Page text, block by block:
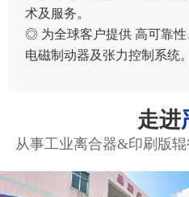
术及服务。
◎ 为全球客户提供 高可靠性
电磁制动器及张力控制系统。
走进
从事工业离合器&印刷版